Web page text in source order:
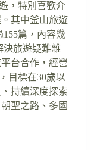
，特別喜歡介
其中釜山旅遊
篇，內容幾
決旅遊疑難雜
台合作，經營
目標在30歲以
持續深度探索
聖之路、多國